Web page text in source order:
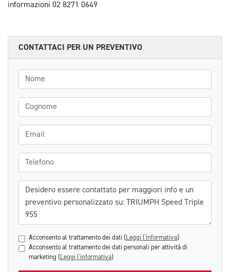
informazioni 02 8271 0649
CONTATTACI PER UN PREVENTIVO
Nome
Cognome
Email
Telefono
Messaggio
Acconsento al trattamento dei dati ( Leggi l'informativa)
Acconsento al trattamento dei dati personali per attività di
marketing ( Leggi l'informativa)